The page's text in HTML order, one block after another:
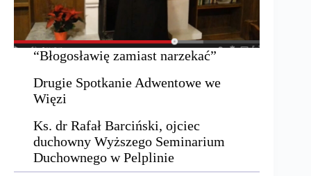
“Błogosławię zamiast narzekać”
Drugie Spotkanie Adwentowe we
Więzi
Ks. dr Rafał Barciński, ojciec
duchowny Wyższego Seminarium
Duchownego w Pelplinie